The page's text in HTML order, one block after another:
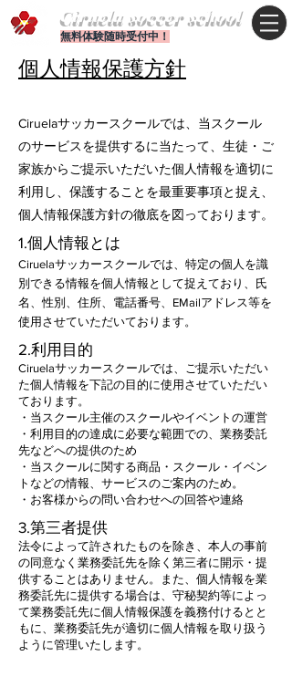
Ciruela soccer school
無料体験随時受付中！
個人情報保護方針
Ciruelaサッカースクールでは、当スクール
のサービスを提供するに当たって、生徒・ご
家族からご提示いただいた個人情報を適切に
利用し、保護することを最重要事項と捉え、
個人情報保護方針の徹底を図っております。
​1.個人情報とは
Ciruelaサッカースクールでは、特定の個人を識
別できる情報を個人情報として捉えており、氏
名、性別、住所、電話番号、EMailアドレス等を
使用させていただいております。
​2.利用目的
Ciruelaサッカースクールでは、ご提示いただい
た個人情報を下記の目的に使用させていただい
ております。
・当スクール主催のスクールやイベントの運営
​・利用目的の達成に必要な範囲での、業務委託
先などへの提供のため
・当スクールに関する商品・スクール・イベン
トなどの情報、サービスのご案内のため。
​・お客様からの問い合わせへの回答や連絡
3.第三者提供
​法令によって許されたものを除き、本人の事前
の同意なく業務委託先を除く第三者に開示・提
供することはありません。また、個人情報を業
務委託先に提供する場合は、守秘契約等によっ
て業務委託先に個人情報保護を義務付けるとと
もに、業務委託先が適切に個人情報を取り扱う
ように管理いたします。